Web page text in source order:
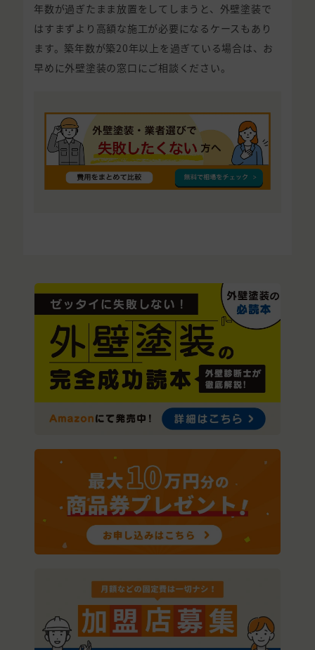
年数が過ぎたまま放置をしてしまうと、外壁塗装で
はすまずより高額な施工が必要になるケースもあり
ます。築年数が築20年以上を過ぎている場合は、お
早めに外壁塗装の窓口にご相談ください。